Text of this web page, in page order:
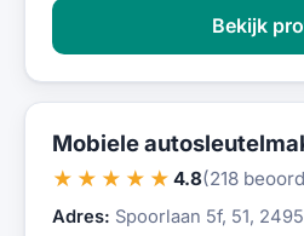
Bekijk
Mobiele
★★★★★ 4.8(218
Adres: Spoorlaan 5f, 51,